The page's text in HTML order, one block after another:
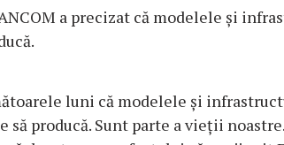
a precizat că modelele şi
luni că modelele şi
să producă. Sunt parte a vieţii